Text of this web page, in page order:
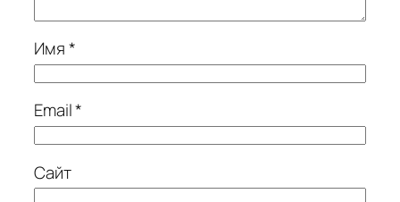
Имя*
Email*
Сайт